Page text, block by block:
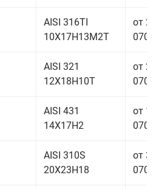
AISI 316TI
10Х17Н13М2Т
от
AISI 321
12Х18Н10Т
от
AISI 431
14Х17Н2
от
AISI 310S
20Х23Н18
от